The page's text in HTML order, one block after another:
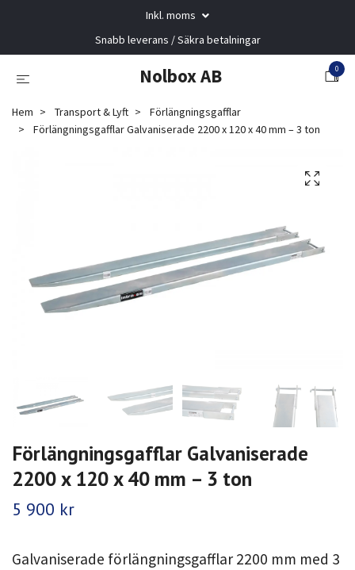
Inkl. moms
Snabb leverans / Säkra betalningar
Nolbox AB 0
Hem Transport & Lyft
Förlängningsgafflar
Förlängningsgafflar Galvaniserade 2200 x 120 x 40 mm – 3 ton
Förlängningsgafflar Galvaniserade
2200 x 120 x 40 mm – 3 ton
5 900 kr
Galvaniserade förlängningsgafflar 2200 mm med 3